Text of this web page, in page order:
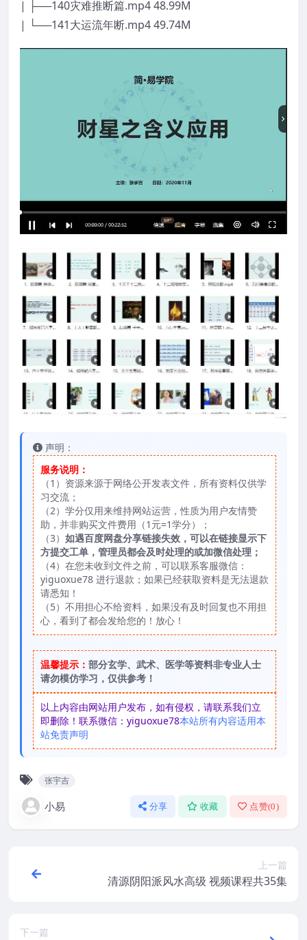
| ├──140灾难推断篇.mp4 48.99M
| └──141大运流年断.mp4 49.74M
声明：
服务说明：
（1）资源来源于网络公开发表文件，所有资料仅供学
习交流；
（2）学分仅用来维持网站运营，性质为用户友情赞
助，并非购买文件费用（1元=1学分）；
（3） 如遇百度网盘分享链接失效，可以在链接显示下
方提交工单，管理员都会及时处理的或加微信处理；
（4）在您未收到文件之前，可以联系客服微信：
yiguoxue78 进行退款；如果已经获取资料是无法退款
请悉知！
（5）不用担心不给资料，如果没有及时回复也不用担
心，看到了都会发给您的！放心！
温馨提示： 部分玄学、武术、医学等资料非专业人士
请勿模仿学习，仅供参考！
以上内容由网站用户发布，如有侵权，请联系我们立
即删除！联系微信：yiguoxue78本站所有内容适用本
站免责声明
张宇吉
小易 分享 收藏 点赞(0)
上一篇
清源阴阳派风水高级 视频课程共35集
下一篇